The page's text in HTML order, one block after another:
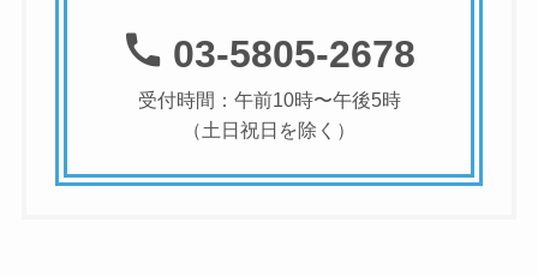
03-5805-2678
受付時間：午前10時〜午後5時
（土日祝日を除く）